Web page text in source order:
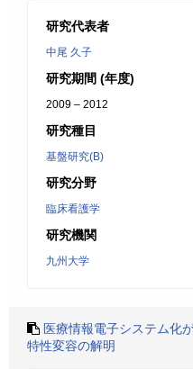
研究代表者
中尾 久子
研究期間 (年度)
2009 – 2012
研究種目
基盤研究(B)
研究分野
臨床看護学
研究機関
九州大学
医療情報電子システム化
特性変容の解明